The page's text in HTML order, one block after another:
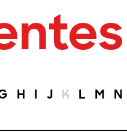
H I J K L M N